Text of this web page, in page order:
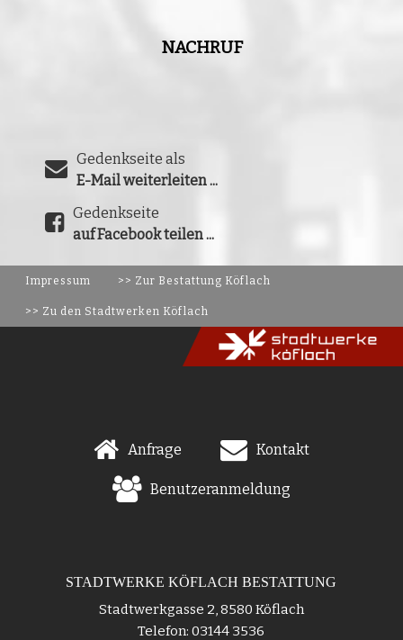
NACHRUF
Gedenkseite als
E-Mail weiterleiten ...
Gedenkseite
auf Facebook teilen ...
Impressum >> Zur Bestattung Köflach
>> Zu den Stadtwerken Köflach
Anfrage Kontakt
Benutzeranmeldung
STADTWERKE KÖFLACH BESTATTUNG
Stadtwerkgasse 2, 8580 Köflach
Telefon: 03144 3536